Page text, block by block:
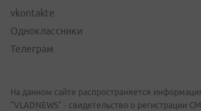
vkontakte
Одноклассники
Телеграм
На данном сайте распространяется
"VLADNEWS" - свидетельство о регистрации